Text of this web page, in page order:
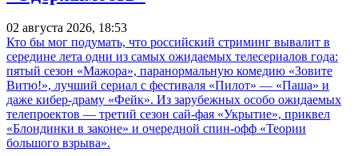
02 августа 2026, 18:53
Кто бы мог подумать, что российский стриминг вывалит в
середине лета одни из самых ожидаемых телесериалов года:
пятый сезон «Мажора», паранормальную комедию «Зовите
Витю!», лучший сериал с фестиваля «Пилот» — «Паша» и
даже кибер-драму «Фейк». Из зарубежных особо ожидаемых
телепроектов — третий сезон сай-фая «Укрытие», приквел
«Блондинки в законе» и очередной спин-офф «Теории
большого взрыва».